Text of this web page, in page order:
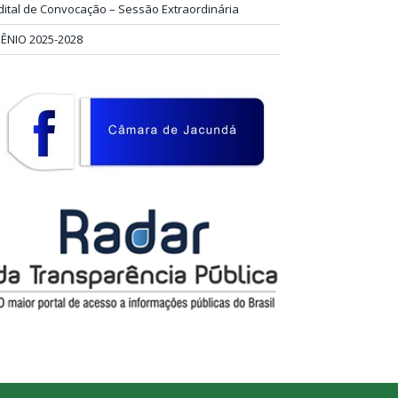
de Convocação – Sessão Extraordinária
2025-2028